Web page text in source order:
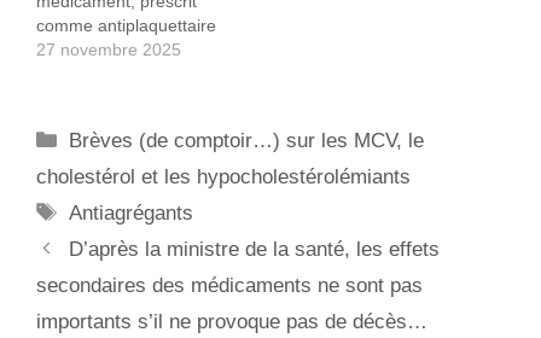
comme antiplaquettaire
après une pose de
malheur d’être tombé
dans le domaine public,
commercialisé à un prix
ridicule. Est…
27 novembre 2025
Catégories
Brèves (de comptoir…) sur les MCV, le
cholestérol et les hypocholestérolémiants
Étiquettes
Antiagrégants
D’après la ministre de la santé, les effets
secondaires des médicaments ne sont pas
importants s’il ne provoque pas de décès…